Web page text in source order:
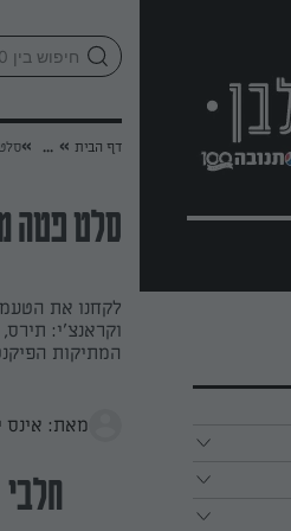
דף הבית »
...
»
סלט פטה
לקחנו את
וקראנצ'י:
המתיקות
מאת: אינס
חלבי